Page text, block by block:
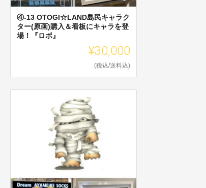
④-13 OTOGI☆LAND島民キャラク
ター(原画)購入＆看板にキャラを登
場！『ロボ』
¥30,000
(税込/送料込)